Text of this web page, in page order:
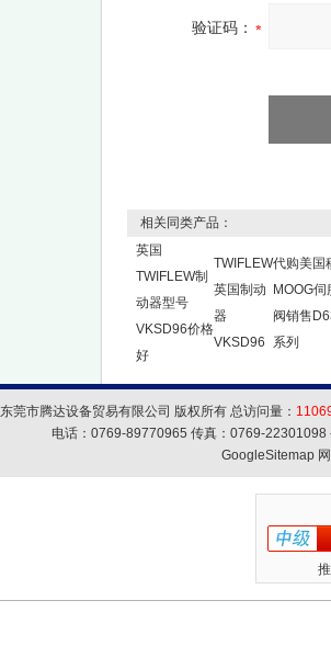
验证码：
相关同类产品：
英国
TWIFLEW制
动器型号
VKSD96价格
好
TWIFLEW
英国制动
器
VKSD96
代购美国
MOOG伺
阀销售
系列
东莞市腾达设备贸易有限公司 版权所有 总访问量：
电话：0769-89770965 传真：0769-
GoogleSitemap网